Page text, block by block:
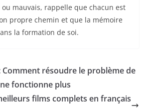
ou mauvais, rappelle que chacun est
propre chemin et que la mémoire
la formation de soi.
Comment résoudre le problème de
fonctionne plus
films complets en français